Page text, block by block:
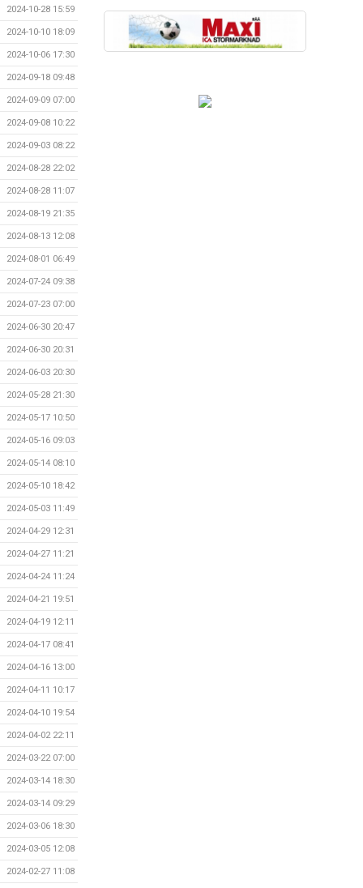
2024-10-28 15:59
2024-10-10 18:09
2024-10-06 17:30
2024-09-18 09:48
2024-09-09 07:00
2024-09-08 10:22
2024-09-03 08:22
2024-08-28 22:02
2024-08-28 11:07
2024-08-19 21:35
2024-08-13 12:08
2024-08-01 06:49
2024-07-24 09:38
2024-07-23 07:00
2024-06-30 20:47
2024-06-30 20:31
2024-06-03 20:30
2024-05-28 21:30
2024-05-17 10:50
2024-05-16 09:03
2024-05-14 08:10
2024-05-10 18:42
2024-05-03 11:49
2024-04-29 12:31
2024-04-27 11:21
2024-04-24 11:24
2024-04-21 19:51
2024-04-19 12:11
2024-04-17 08:41
2024-04-16 13:00
2024-04-11 10:17
2024-04-10 19:54
2024-04-02 22:11
2024-03-22 07:00
2024-03-14 18:30
2024-03-14 09:29
2024-03-06 18:30
2024-03-05 12:08
2024-02-27 11:08